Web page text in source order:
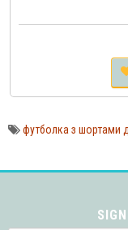
футболка з шортами